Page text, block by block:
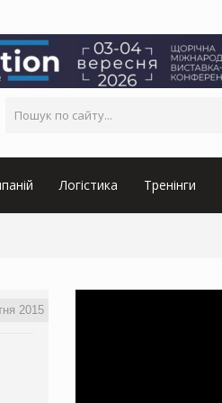
Логістика Тренінги
2015